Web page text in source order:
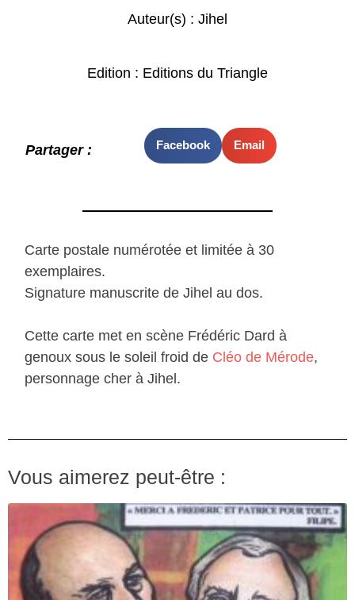
Auteur(s) : Jihel
Edition : Editions du Triangle
Partager : Facebook Email
Carte postale numérotée et limitée à 30
exemplaires.
Signature manuscrite de Jihel au dos.
Cette carte met en scène Frédéric Dard à
genoux sous le soleil froid de Cléo de Mérode,
personnage cher à Jihel.
Vous aimerez peut-être :